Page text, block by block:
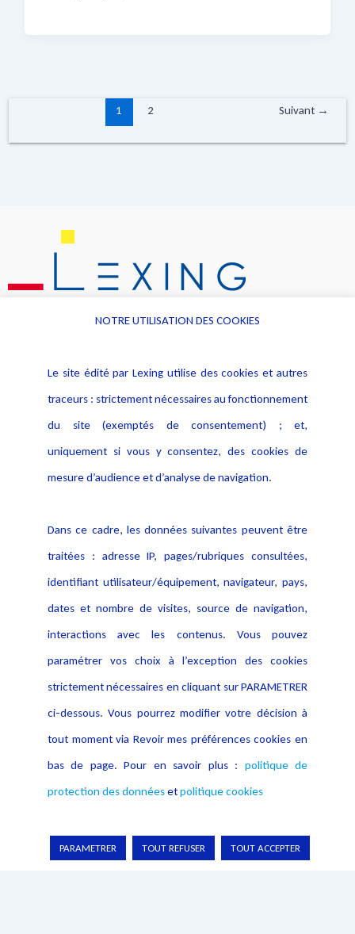
1 2 Suivant →
Informations
Alerte professionnelle
données
Politique cookies
Contact
Crédit Photo
Activités
Actualités
Publications
NOTRE UTILISATION DES COOKIES
Le site édité par Lexing utilise des cookies et autres
traceurs : strictement nécessaires au fonctionnement
du site (exemptés de consentement) ; et,
uniquement si vous y consentez, des cookies de
mesure d’audience et d’analyse de navigation.
Dans ce cadre, les données suivantes peuvent être
traitées : adresse IP, pages/rubriques consultées,
identifiant utilisateur/équipement, navigateur, pays,
dates et nombre de visites, source de navigation,
interactions avec les contenus. Vous pouvez
paramétrer vos choix à l’exception des cookies
strictement nécessaires en cliquant sur PARAMETRER
ci-dessous. Vous pourrez modifier votre décision à
tout moment via Revoir mes préférences cookies en
bas de page. Pour en savoir plus : politique de
protection des donnéesetpolitique cookies
PARAMETRER TOUT REFUSER TOUT ACCEPTER